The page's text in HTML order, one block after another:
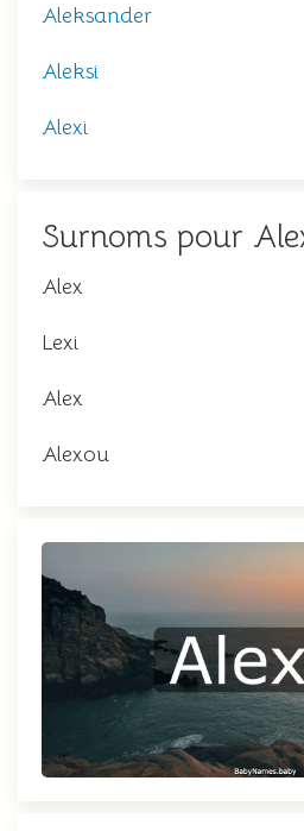
Aleksander
Aleksi
Alexi
Surnoms pour
Alex
Lexi
Alex
Alexou